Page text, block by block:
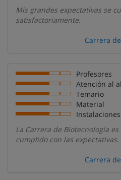
Mis grandes expectativas se
satisfactoriamente.
Carrera
Profesores
Atención al
Temario
Material
Instalaciones
La Carrera de Biotecnología
cumplido con las expectativas.
Carrera